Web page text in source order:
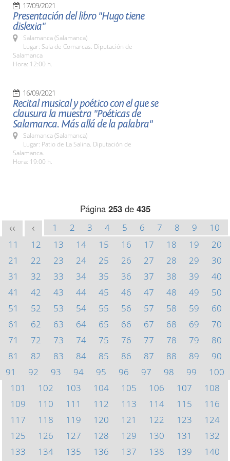
17/09/2021
Presentación del libro "Hugo tiene
dislexia"
Salamanca (Salamanca)
Lugar: Sala de Comarcas. Diputación de
Salamanca
Hora: 12:00 h.
16/09/2021
Recital musical y poético con el que se
clausura la muestra "Poéticas de
Salamanca. Más allá de la palabra"
Salamanca (Salamanca)
Lugar: Patio de La Salina. Diputación de
Salamanca.
Hora: 19:00 h.
Página 253de 435
<< < 1 2 3 4 5 6 7 8 9
10
11
12 13 14 15 16 17 18 19
20
21
22 23 24 25 26 27 28 29
30
31
32 33 34 35 36 37 38 39
40
41
42 43 44 45 46 47 48 49
50
51
52 53 54 55 56 57 58 59
60
61
62 63 64 65 66 67 68 69
70
71
72 73 74 75 76 77 78 79
80
81
82 83 84 85 86 87 88 89
90
91
92 93 94 95 96 97 98 99
100
101
102 103 104 105 106 107
108
109
110 111 112 113 114 115
116
117
118 119 120 121 122 123
124
125
126 127 128 129 130 131
132
133
134 135 136 137 138 139
140